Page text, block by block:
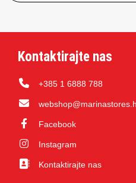
Kontaktirajte nas
+385 1 6888 788
Facebook
Instagram
Kontaktirajte nas